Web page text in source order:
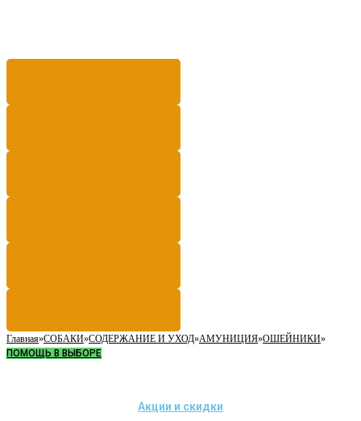
Главная»СОБАКИ»СОДЕРЖАНИЕ И УХОД»АМУНИЦИЯ»ОШЕЙНИКИ»
ПОМОЩЬ В ВЫБОРЕ
Акции и скидки